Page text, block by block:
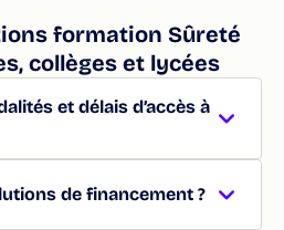
formation Sûreté
collèges et lycées
et délais d’accès à
de financement ?